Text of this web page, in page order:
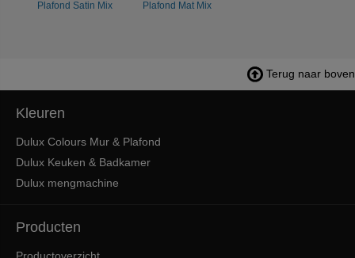
Plafond Satin Mix
Plafond Mat Mix
Terug naar boven
Kleuren
Dulux Colours Mur & Plafond
Dulux Keuken & Badkamer
Dulux mengmachine
Producten